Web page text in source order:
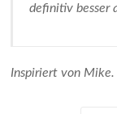
definitiv besser
Inspiriert von Mike.